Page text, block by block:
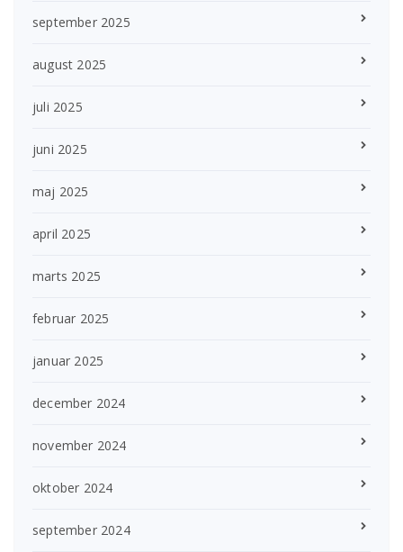
september 2025
august 2025
juli 2025
juni 2025
maj 2025
april 2025
marts 2025
februar 2025
januar 2025
december 2024
november 2024
oktober 2024
september 2024